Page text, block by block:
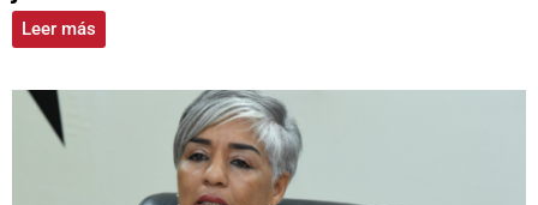
Leer más